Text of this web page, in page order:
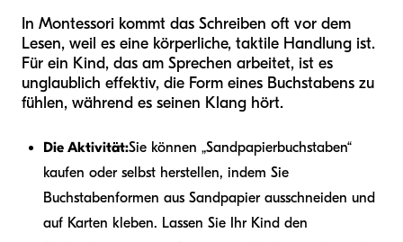
In Montessori kommt das Schreiben oft vor dem
Lesen, weil es eine körperliche, taktile Handlung ist.
Für ein Kind, das am Sprechen arbeitet, ist es
unglaublich effektiv, die Form eines Buchstabens zu
fühlen, während es seinen Klang hört.
Die Aktivität:Sie können „Sandpapierbuchstaben“
kaufen oder selbst herstellen, indem Sie
Buchstabenformen aus Sandpapier ausschneiden und
auf Karten kleben. Lassen Sie Ihr Kind den